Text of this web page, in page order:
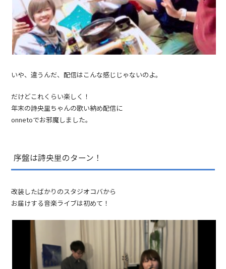
いや、違うんだ、配信はこんな感じじゃないのよ。
だけどこれくらい楽しく！
年末の詩央里ちゃんの歌い納め配信に
onnetoでお邪魔しました。
序盤は詩央里のターン！
改装したばかりのスタジオコバから
お届けする音楽ライブは初めて！